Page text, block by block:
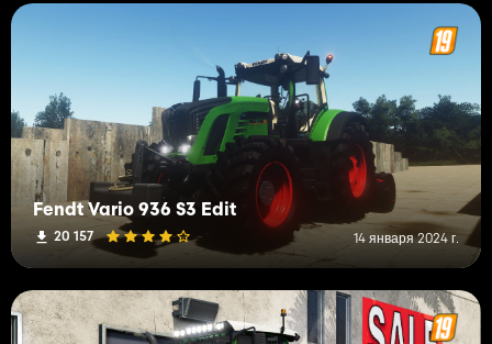
Fendt Vario 936 S3 Edit
20 157 14 января 2024 г.